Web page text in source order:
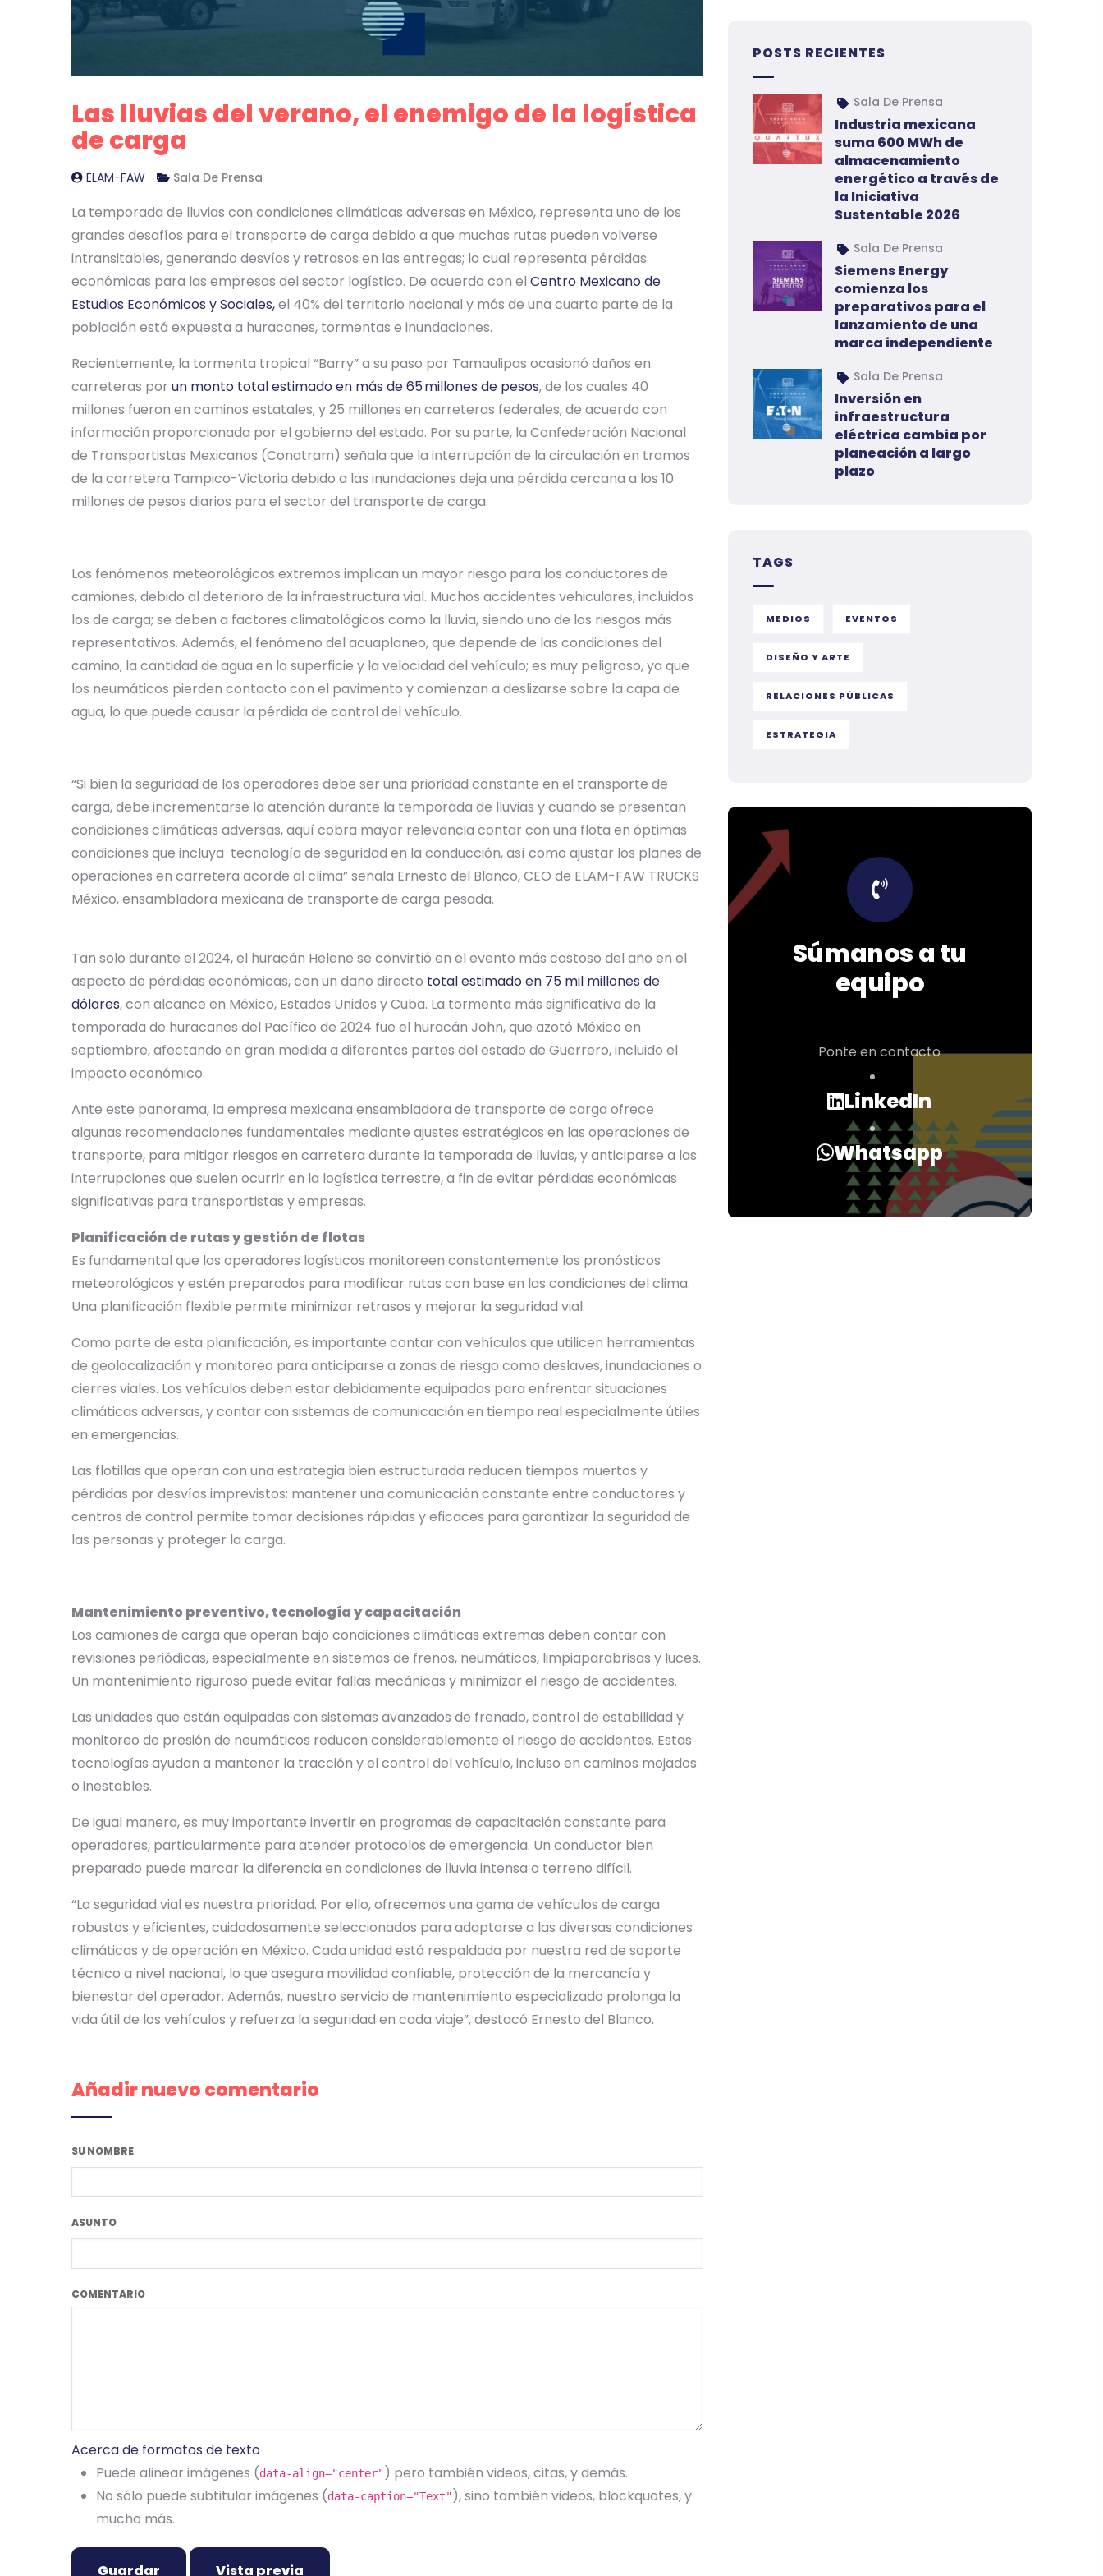
Las lluvias del verano, el enemigo de la logística
de carga
ELAM-FAW Sala De Prensa
La temporada de lluvias con condiciones climáticas adversas en México, representa uno de los
grandes desafíos para el transporte de carga debido a que muchas rutas pueden volverse
intransitables, generando desvíos y retrasos en las entregas; lo cual representa pérdidas
económicas para las empresas del sector logístico. De acuerdo con el Centro Mexicano de
Estudios Económicos y Sociales,el 40% del territorio nacional y más de una cuarta parte de la
población está expuesta a huracanes, tormentas e inundaciones.
Recientemente, la tormenta tropical “Barry” a su paso por Tamaulipas ocasionó daños en
carreteras por un monto total estimado en más de 65 millones de pesos, de los cuales 40
millones fueron en caminos estatales, y 25 millones en carreteras federales, de acuerdo con
información proporcionada por el gobierno del estado. Por su parte, la Confederación Nacional
de Transportistas Mexicanos (Conatram) señala que la interrupción de la circulación en tramos
de la carretera Tampico-Victoria debido a las inundaciones deja una pérdida cercana a los 10
millones de pesos diarios para el sector del transporte de carga.
Los fenómenos meteorológicos extremos implican un mayor riesgo para los conductores de
camiones, debido al deterioro de la infraestructura vial. Muchos accidentes vehiculares, incluidos
los de carga; se deben a factores climatológicos como la lluvia, siendo uno de los riesgos más
representativos. Además, el fenómeno del acuaplaneo, que depende de las condiciones del
camino, la cantidad de agua en la superficie y la velocidad del vehículo; es muy peligroso, ya que
los neumáticos pierden contacto con el pavimento y comienzan a deslizarse sobre la capa de
agua, lo que puede causar la pérdida de control del vehículo.
“Si bien la seguridad de los operadores debe ser una prioridad constante en el transporte de
carga, debe incrementarse la atención durante la temporada de lluvias y cuando se presentan
condiciones climáticas adversas, aquí cobra mayor relevancia contar con una flota en óptimas
condiciones que incluya tecnología de seguridad en la conducción, así como ajustar los planes de
operaciones en carretera acorde al clima” señala Ernesto del Blanco, CEO de ELAM-FAW TRUCKS
México, ensambladora mexicana de transporte de carga pesada.
Tan solo durante el 2024, el huracán Helene se convirtió en el evento más costoso del año en el
aspecto de pérdidas económicas, con un daño directo total estimado en 75 mil millones de
dólares, con alcance en México, Estados Unidos y Cuba. La tormenta más significativa de la
temporada de huracanes del Pacífico de 2024 fue el huracán John, que azotó México en
septiembre, afectando en gran medida a diferentes partes del estado de Guerrero, incluido el
impacto económico.
Ante este panorama, la empresa mexicana ensambladora de transporte de carga ofrece
algunas recomendaciones fundamentales mediante ajustes estratégicos en las operaciones de
transporte, para mitigar riesgos en carretera durante la temporada de lluvias, y anticiparse a las
interrupciones que suelen ocurrir en la logística terrestre, a fin de evitar pérdidas económicas
significativas para transportistas y empresas.
Planificación de rutas y gestión de flotas
Es fundamental que los operadores logísticos monitoreen constantemente los pronósticos
meteorológicos y estén preparados para modificar rutas con base en las condiciones del clima.
Una planificación flexible permite minimizar retrasos y mejorar la seguridad vial.
Como parte de esta planificación, es importante contar con vehículos que utilicen herramientas
de geolocalización y monitoreo para anticiparse a zonas de riesgo como deslaves, inundaciones o
cierres viales. Los vehículos deben estar debidamente equipados para enfrentar situaciones
climáticas adversas, y contar con sistemas de comunicación en tiempo real especialmente útiles
en emergencias.
Las flotillas que operan con una estrategia bien estructurada reducen tiempos muertos y
pérdidas por desvíos imprevistos; mantener una comunicación constante entre conductores y
centros de control permite tomar decisiones rápidas y eficaces para garantizar la seguridad de
las personas y proteger la carga.
Mantenimiento preventivo, tecnología y capacitación
Los camiones de carga que operan bajo condiciones climáticas extremas deben contar con
revisiones periódicas, especialmente en sistemas de frenos, neumáticos, limpiaparabrisas y luces.
Un mantenimiento riguroso puede evitar fallas mecánicas y minimizar el riesgo de accidentes.
Las unidades que están equipadas con sistemas avanzados de frenado, control de estabilidad y
monitoreo de presión de neumáticos reducen considerablemente el riesgo de accidentes. Estas
tecnologías ayudan a mantener la tracción y el control del vehículo, incluso en caminos mojados
o inestables.
De igual manera, es muy importante invertir en programas de capacitación constante para
operadores, particularmente para atender protocolos de emergencia. Un conductor bien
preparado puede marcar la diferencia en condiciones de lluvia intensa o terreno difícil.
“La seguridad vial es nuestra prioridad. Por ello, ofrecemos una gama de vehículos de carga
robustos y eficientes, cuidadosamente seleccionados para adaptarse a las diversas condiciones
climáticas y de operación en México. Cada unidad está respaldada por nuestra red de soporte
técnico a nivel nacional, lo que asegura movilidad confiable, protección de la mercancía y
bienestar del operador. Además, nuestro servicio de mantenimiento especializado prolonga la
vida útil de los vehículos y refuerza la seguridad en cada viaje”, destacó Ernesto del Blanco.
Añadir nuevo comentario
SU NOMBRE
ASUNTO
COMENTARIO
Acerca de formatos de texto
Puede alinear imágenes (data-align="center") pero también videos, citas, y demás.
No sólo puede subtitular imágenes (data-caption="Text"), sino también videos, blockquotes, y
mucho más.
POSTS RECIENTES
Sala De Prensa
Industria mexicana
suma 600 MWh de
almacenamiento
energético a través de
la Iniciativa
Sustentable 2026
Sala De Prensa
Siemens Energy
comienza los
preparativos para el
lanzamiento de una
marca independiente
Sala De Prensa
Inversión en
infraestructura
eléctrica cambia por
planeación a largo
plazo
TAGS
MEDIOS EVENTOS
DISEÑO Y ARTE
RELACIONES PÚBLICAS
ESTRATEGIA
Súmanos a tu
equipo
Ponte en contacto
LinkedIn
Whatsapp